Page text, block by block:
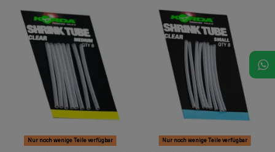
Nur noch wenige Teile verfügbar Nur noch wenige Teile verfügbar